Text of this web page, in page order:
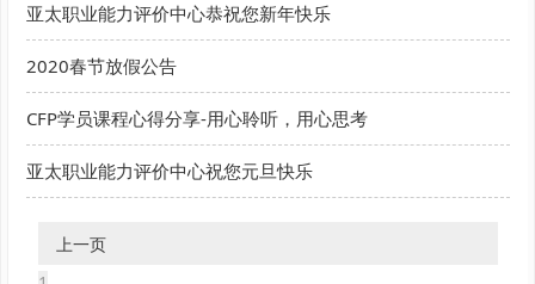
亚太职业能力评价中心恭祝您新年快乐
2020春节放假公告
CFP学员课程心得分享-用心聆听，用心思考
亚太职业能力评价中心祝您元旦快乐
上一页